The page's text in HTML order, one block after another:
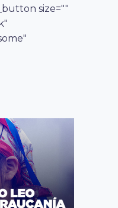
size=""